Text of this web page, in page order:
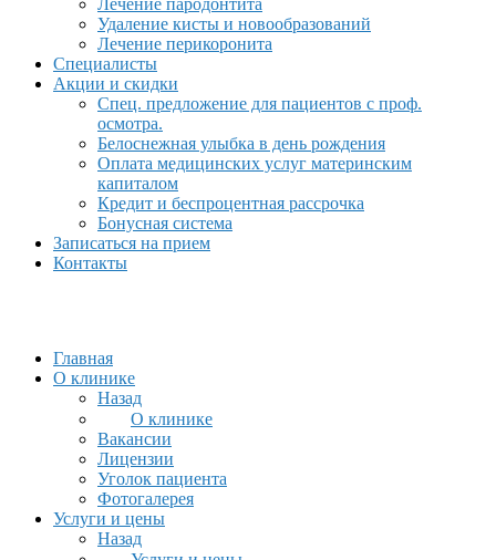
Лечение пародонтита
Удаление кисты и новообразований
Лечение перикоронита
Специалисты
Акции и скидки
Спец. предложение для пациентов с проф.
осмотра.
Белоснежная улыбка в день рождения
Оплата медицинских услуг материнским
капиталом
Кредит и беспроцентная рассрочка
Бонусная система
Записаться на прием
Контакты
Главная
О клинике
Назад
О клинике
Вакансии
Лицензии
Уголок пациента
Фотогалерея
Услуги и цены
Назад